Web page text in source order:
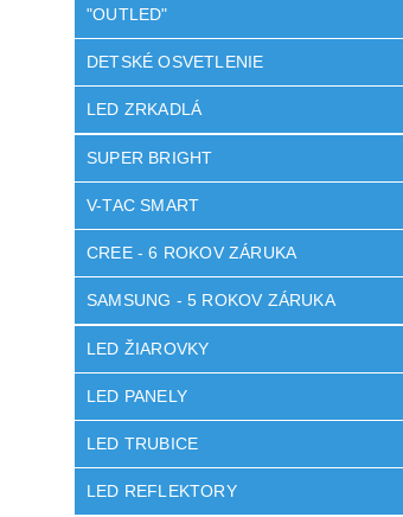
"OUTLED"
DETSKÉ OSVETLENIE
LED ZRKADLÁ
SUPER BRIGHT
V-TAC SMART
CREE - 6 ROKOV ZÁRUKA
SAMSUNG - 5 ROKOV ZÁRUKA
LED ŽIAROVKY
LED PANELY
LED TRUBICE
LED REFLEKTORY